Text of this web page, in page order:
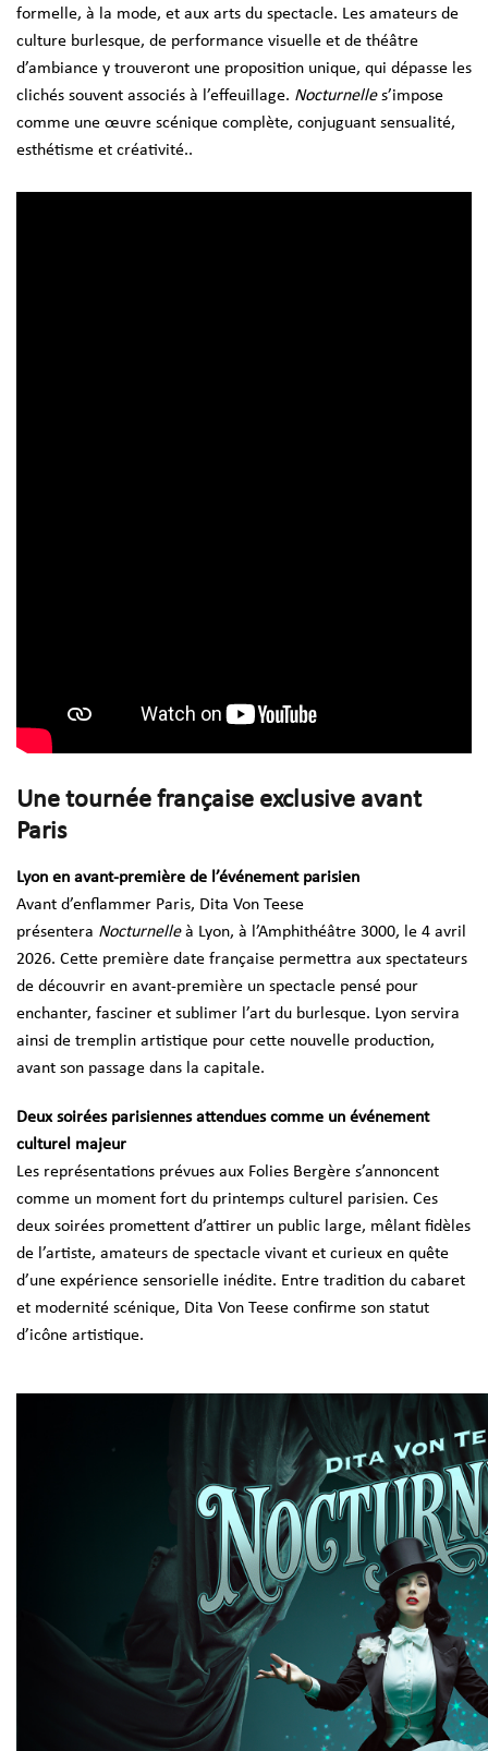
formelle, à la mode, et aux arts du spectacle. Les amateurs de
culture burlesque, de performance visuelle et de théâtre
d’ambiance y trouveront une proposition unique, qui dépasse les
clichés souvent associés à l’effeuillage. Nocturnelles’impose
comme une œuvre scénique complète, conjuguant sensualité,
esthétisme et créativité..
Une tournée française exclusive avant
Paris
Lyon en avant-première de l’événement parisien
Avant d’enflammer Paris, Dita Von Teese
présentera Nocturnelle à Lyon, à l’Amphithéâtre 3000, le 4 avril
2026. Cette première date française permettra aux spectateurs
de découvrir en avant-première un spectacle pensé pour
enchanter, fasciner et sublimer l’art du burlesque. Lyon servira
ainsi de tremplin artistique pour cette nouvelle production,
avant son passage dans la capitale.
Deux soirées parisiennes attendues comme un événement
culturel majeur
Les représentations prévues aux Folies Bergère s’annoncent
comme un moment fort du printemps culturel parisien. Ces
deux soirées promettent d’attirer un public large, mêlant fidèles
de l’artiste, amateurs de spectacle vivant et curieux en quête
d’une expérience sensorielle inédite. Entre tradition du cabaret
et modernité scénique, Dita Von Teese confirme son statut
d’icône artistique.